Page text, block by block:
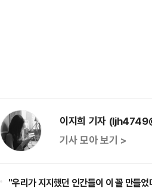
이지희 기자
기사 모아 보기 >
"우리가 지지했던 인간들이 이 꼴 만들